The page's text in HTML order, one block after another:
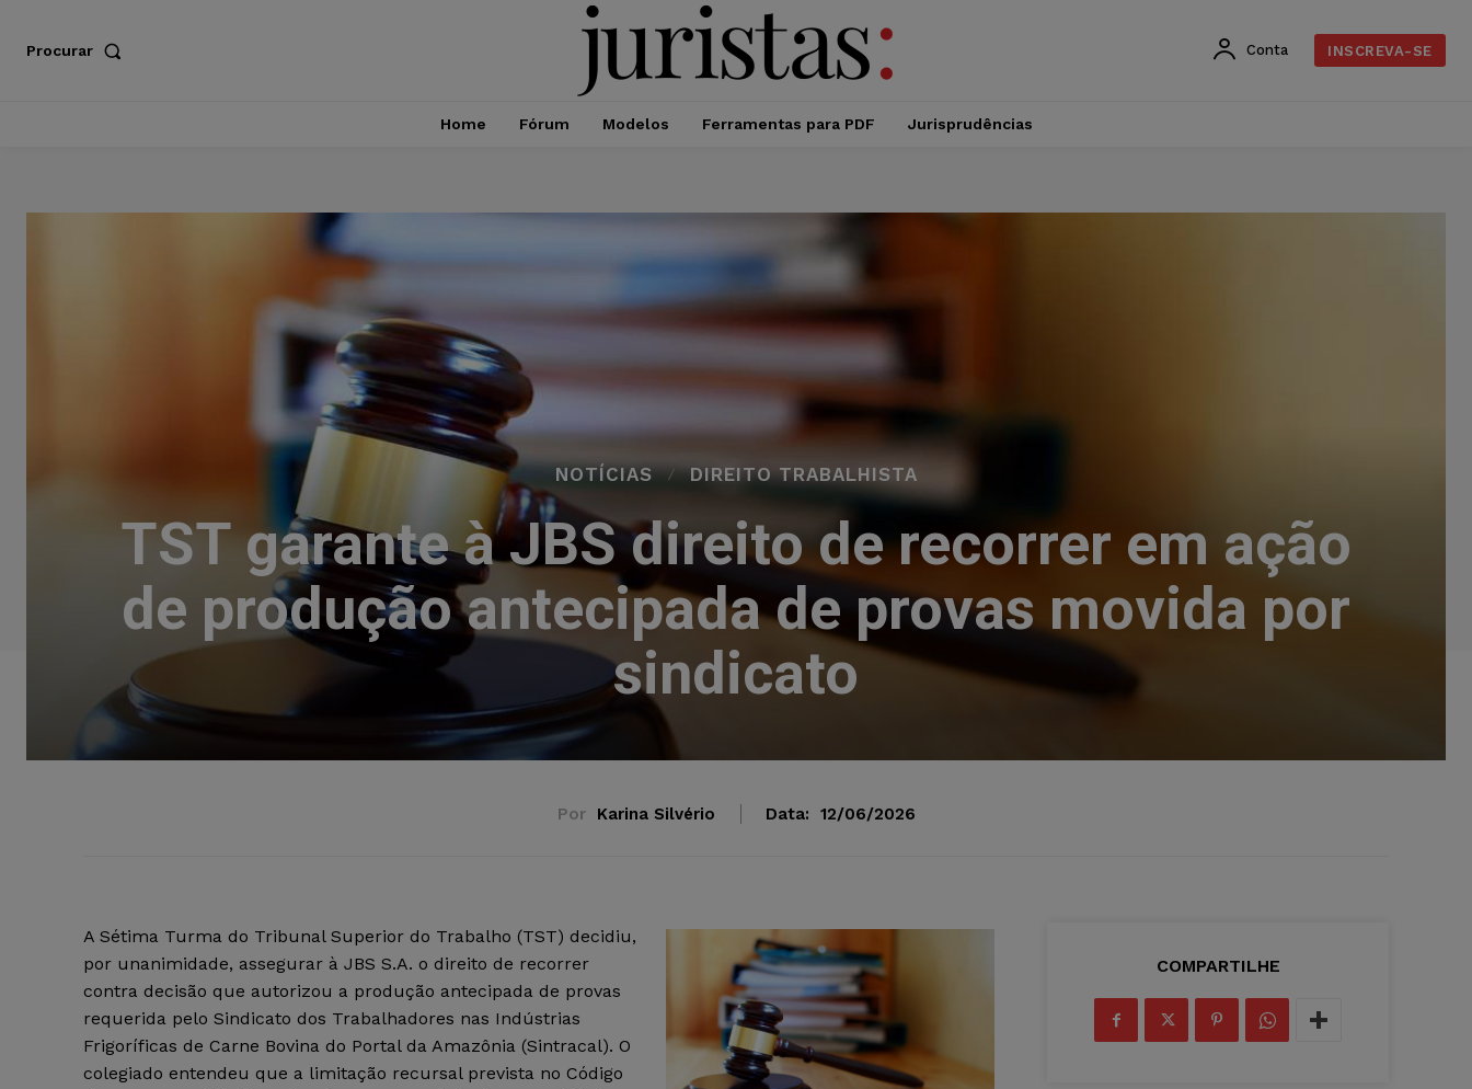
Procurar Conta INSCREVA-SE
Home Fórum Modelos Ferramentas para PDF Jurisprudências
NOTÍCIAS DIREITO TRABALHISTA
TST garante à JBS direito de recorrer em ação
de produção antecipada de provas movida por
sindicato
Por Karina Silvério Data: 12/06/2026
A Sétima Turma do Tribunal Superior do Trabalho (TST) decidiu,
por unanimidade, assegurar à JBS S.A. o direito de recorrer
contra decisão que autorizou a produção antecipada de provas
requerida pelo Sindicato dos Trabalhadores nas Indústrias
Frigoríficas de Carne Bovina do Portal da Amazônia (Sintracal). O
colegiado entendeu que a limitação recursal prevista no Código
COMPARTILHE